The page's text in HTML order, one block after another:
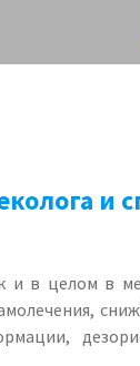
и
и в целом в